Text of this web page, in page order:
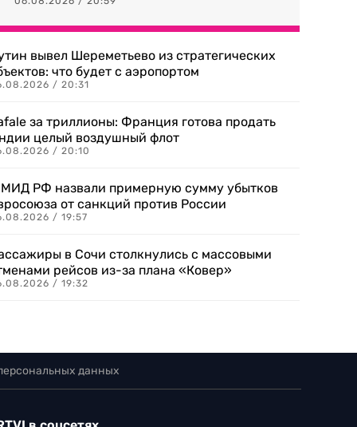
вывел Шереметьево из стратегических
что будет с аэропортом
/ 20:31
за триллионы: Франция готова продать
целый воздушный флот
/ 20:10
РФ назвали примерную сумму убытков
от санкций против России
/ 19:57
в Сочи столкнулись с массовыми
рейсов из-за плана «Ковер»
/ 19:32
данных